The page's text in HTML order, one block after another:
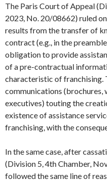
The Paris Court of Appeal
2023, No. 20/08662) ruled
results from the transfer of
contract (e.g., in the
obligation to provide
of a pre-contractual
characteristic of franchising.
communications
executives) touting the
existence of assistance
franchising, with the
In the same case, after
(Division 5, 4th Chamber,
followed the same line of